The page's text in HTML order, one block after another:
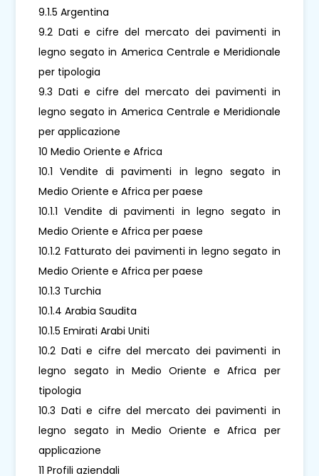
9.1.5 Argentina
9.2 Dati e cifre del mercato dei pavimenti in
legno segato in America Centrale e Meridionale
per tipologia
9.3 Dati e cifre del mercato dei pavimenti in
legno segato in America Centrale e Meridionale
per applicazione
10 Medio Oriente e Africa
10.1 Vendite di pavimenti in legno segato in
Medio Oriente e Africa per paese
10.1.1 Vendite di pavimenti in legno segato in
Medio Oriente e Africa per paese
10.1.2 Fatturato dei pavimenti in legno segato in
Medio Oriente e Africa per paese
10.1.3 Turchia
10.1.4 Arabia Saudita
10.1.5 Emirati Arabi Uniti
10.2 Dati e cifre del mercato dei pavimenti in
legno segato in Medio Oriente e Africa per
tipologia
10.3 Dati e cifre del mercato dei pavimenti in
legno segato in Medio Oriente e Africa per
applicazione
11 Profili aziendali